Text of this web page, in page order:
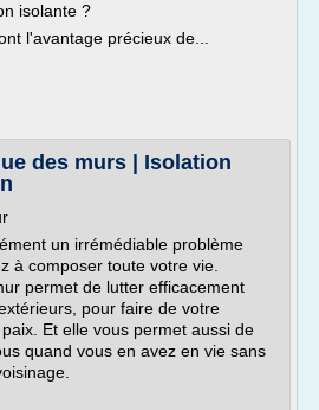
isolante ?
l'avantage précieux de...
des murs | Isolation
un irrémédiable problème
à composer toute votre vie.
permet de lutter efficacement
pour faire de votre
Et elle vous permet aussi de
quand vous en avez en vie sans